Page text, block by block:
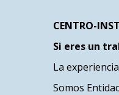
CENTRO-
Si eres un
La
Somos